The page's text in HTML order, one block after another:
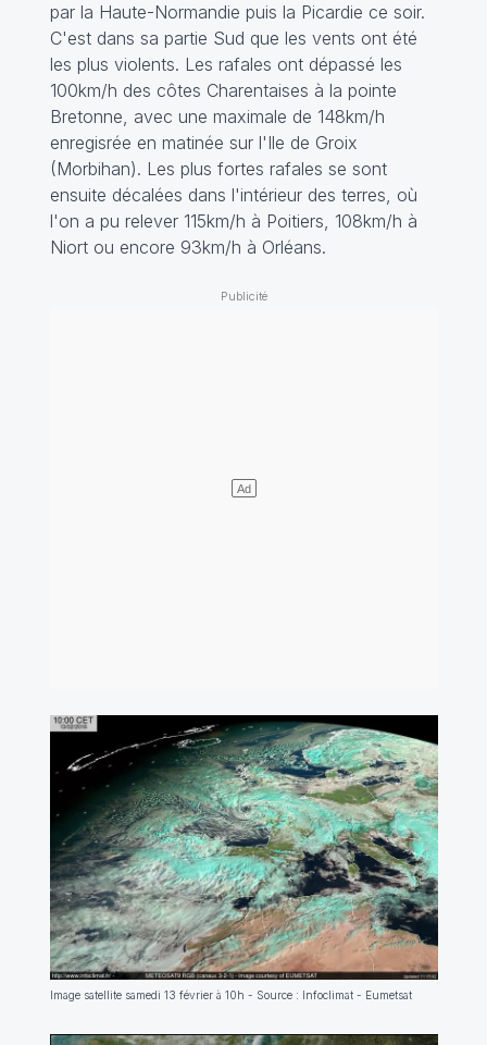
par la Haute-Normandie puis la Picardie ce soir.
C'est dans sa partie Sud que les vents ont été
les plus violents. Les rafales ont dépassé les
100km/h des côtes Charentaises à la pointe
Bretonne, avec une maximale de 148km/h
enregisrée en matinée sur l'Ile de Groix
(Morbihan). Les plus fortes rafales se sont
ensuite décalées dans l'intérieur des terres, où
l'on a pu relever 115km/h à Poitiers, 108km/h à
Niort ou encore 93km/h à Orléans.
Image satellite samedi 13 février à 10h - Source : Infoclimat - Eumetsat